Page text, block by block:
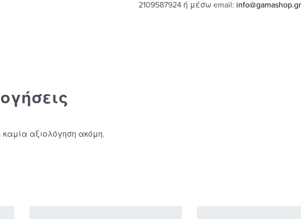
2109587924 ή μέσω email: info@gamashop.gr
αξιολόγηση ακόμη.